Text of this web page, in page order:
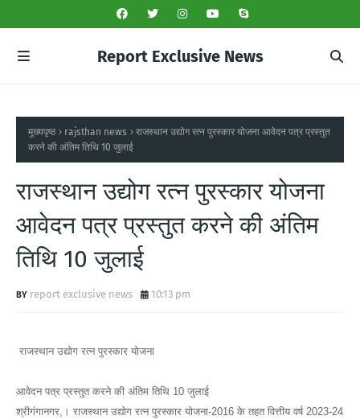
Report Exclusive News
मुख्यपृष्ठ rajsthan news
राजस्थान उद्योग रत्न पुरस्कार योजना आवेदन पत्र प्रस्तुत
करने की अंतिम तिथि 10 जुलाई
राजस्थान उद्योग रत्न पुरस्कार योजना
आवेदन पत्र प्रस्तुत करने की अंतिम
तिथि 10 जुलाई
report exclusive news 10:13 pm
राजस्थान उद्योग रत्न पुरस्कार योजना
आवेदन पत्र प्रस्तुत करने की अंतिम तिथि 10 जुलाई
श्रीगंगानगर,। राजस्थान उद्योग रत्न पुरस्कार योजना-2016 के तहत वित्तीय वर्ष 2023-24